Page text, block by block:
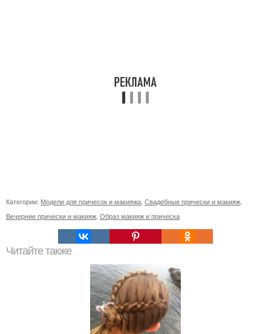
Категории: Модели для причесок и макияжа Свадебные прически и макияж
Вечерние прически и макияж Образ макияж и прическа
Читайте также